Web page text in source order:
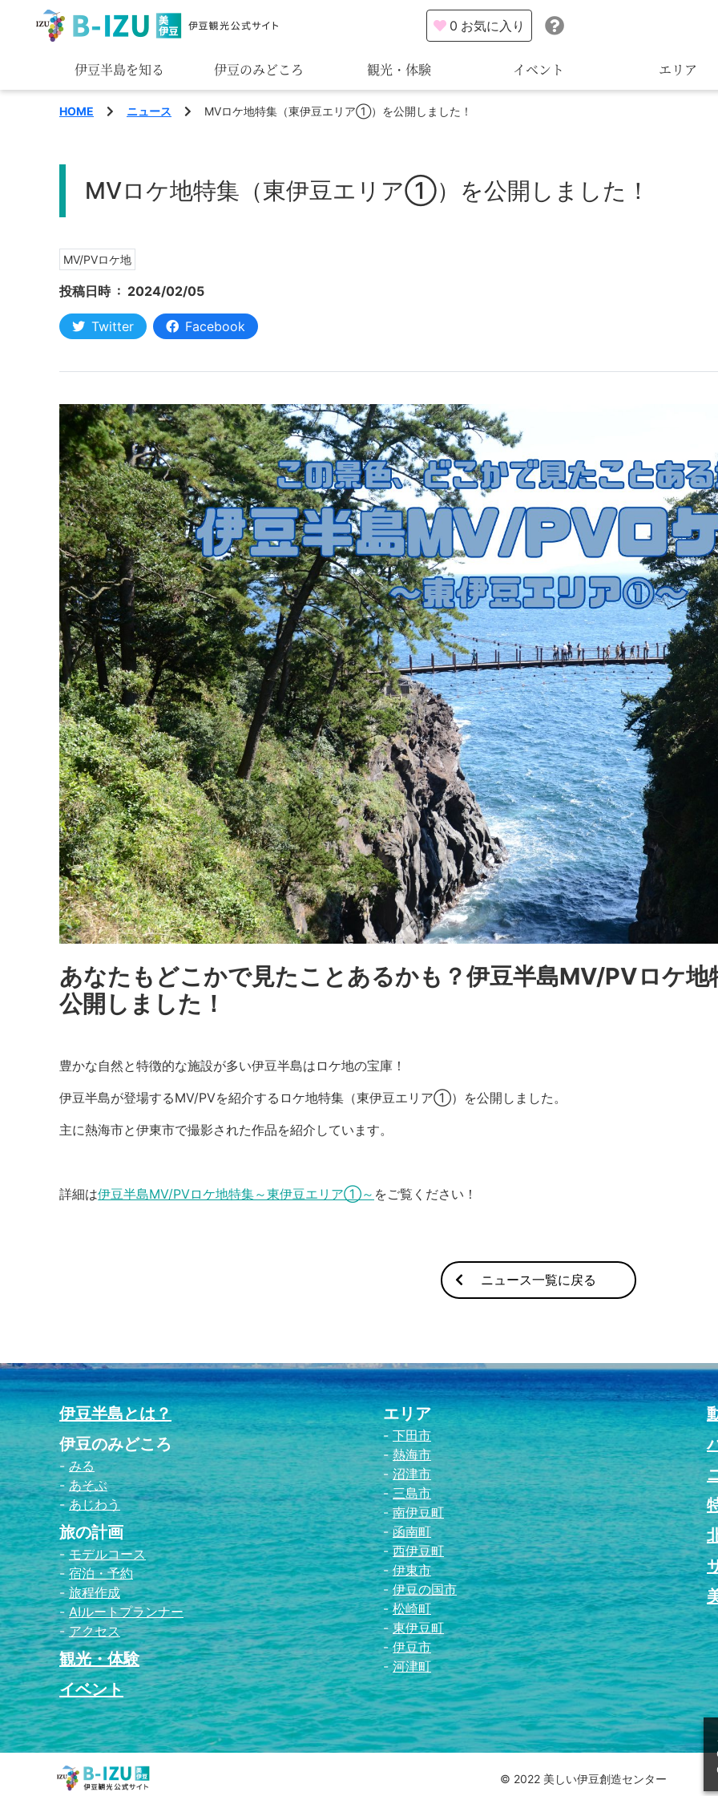
伊豆半島を知る 伊豆のみどころ
みる
あじわう
観光・体験 イベント エリア
0 お気に入り
HOME ニュース MVロケ地特集（東伊豆エリア①）を公開しました！
MVロケ地特集（東伊豆エリア①）を公開しました！
MV/PVロケ地
投稿日時 : 2024/02/05
Twitter Facebook
あなたもどこかで見たことあるかも？伊豆半島MV/PVロケ
公開しました！
豊かな自然と特徴的な施設が多い伊豆半島はロケ地の宝庫！
伊豆半島が登場するMV/PVを紹介するロケ地特集（東伊豆エリア①）を公開しました。
主に熱海市と伊東市で撮影された作品を紹介しています。
詳細は伊豆半島MV/PVロケ地特集～東伊豆エリア①～ をご覧ください！
ニュース一覧に戻る
伊豆半島とは？
伊豆のみどころ
みる
あそぶ
あじわう
旅の計画
モデルコース
宿泊・予約
旅程作成
AIルートプランナー
アクセス
観光・体験
イベント
エリア
下田市
熱海市
沼津市
三島市
南伊豆町
函南町
西伊豆町
伊東市
伊豆の国市
松崎町
東伊豆町
伊豆市
河津町
© 2022 美しい伊豆創造センター